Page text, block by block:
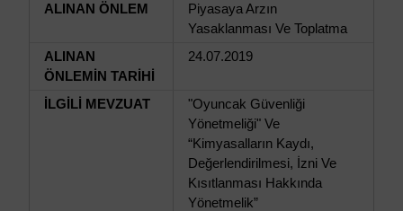
ALINAN ÖNLEM
Piyasaya Arzın
Yasaklanması Ve Toplatma
ALINAN
ÖNLEMİN TARİHİ
24.07.2019
İLGİLİ MEVZUAT
"Oyuncak Güvenliği
Yönetmeliği" Ve
“Kimyasalların Kaydı,
Değerlendirilmesi, İzni Ve
Kısıtlanması Hakkında
Yönetmelik”